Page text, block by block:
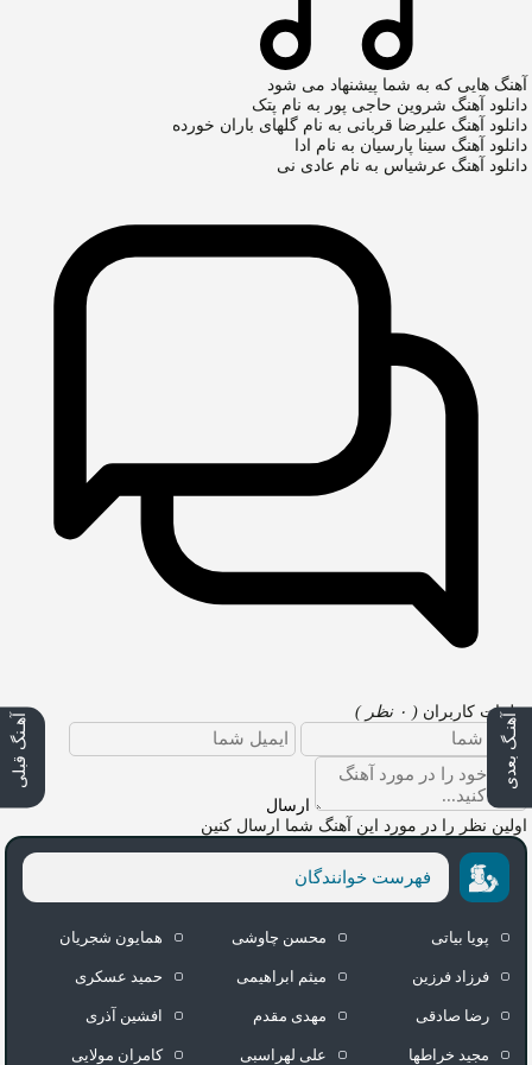
آهـنگ قبلی آهنـگ بعدی
آهنگ هایی که به شما پیشنهاد می شود
دانلود آهنگ شروین حاجی پور به نام پتک
دانلود آهنگ علیرضا قربانی به نام گلهای باران خورده
دانلود آهنگ سینا پارسیان به نام ادا
دانلود آهنگ عرشیاس به نام عادی نی
نظرات کاربران( ۰ نظر )
ارسال
اولین نظر را در مورد این آهنگ شما ارسال کنین
فهرست خوانندگان
پویا بیاتی محسن چاوشی همایون شجریان
فرزاد فرزین میثم ابراهیمی حمید عسکری
رضا صادقی مهدی مقدم افشین آذری
مجید خراطها علی لهراسبی کامران مولایی